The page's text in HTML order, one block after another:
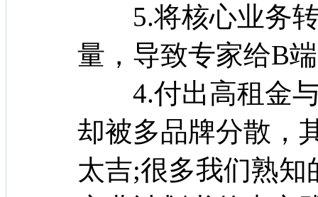
5.将核心业务转
量，导致专家给B
4.付出高租金与
却被多品牌分散，
太吉;很多我们熟